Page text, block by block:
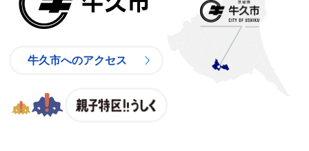
牛久市へのアクセス